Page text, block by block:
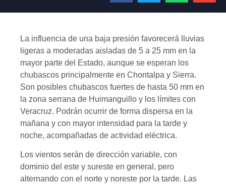
La influencia de una baja presión favorecerá lluvias
ligeras a moderadas aisladas de 5 a 25 mm en la
mayor parte del Estado, aunque se esperan los
chubascos principalmente en Chontalpa y Sierra.
Son posibles chubascos fuertes de hasta 50 mm en
la zona serrana de Huimanguillo y los límites con
Veracruz. Podrán ocurrir de forma dispersa en la
mañana y con mayor intensidad para la tarde y
noche, acompañadas de actividad eléctrica.
Los vientos serán de dirección variable, con
dominio del este y sureste en general, pero
alternando con el norte y noreste por la tarde. Las